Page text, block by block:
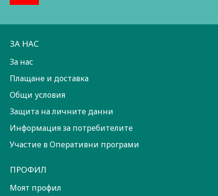
ЗА НАС
За нас
Плащане и доставка
Общи условия
Защита на личните данни
Информация за потребителите
Участие в Оперативни програми
ПРОФИЛ
Моят профил